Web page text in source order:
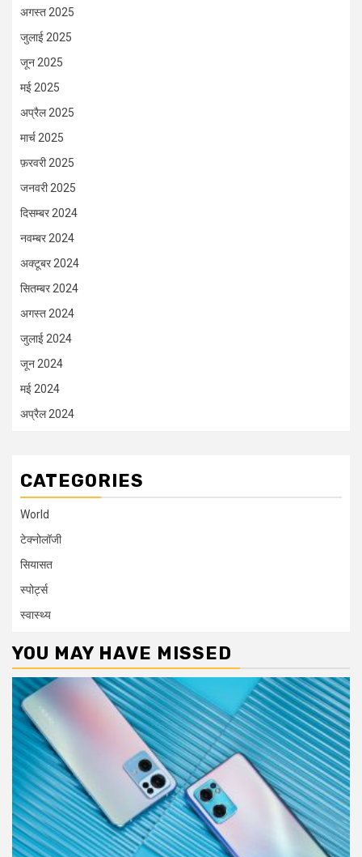
अगस्त 2025
जुलाई 2025
जून 2025
मई 2025
अप्रैल 2025
मार्च 2025
फ़रवरी 2025
जनवरी 2025
दिसम्बर 2024
नवम्बर 2024
अक्टूबर 2024
सितम्बर 2024
अगस्त 2024
जुलाई 2024
जून 2024
मई 2024
अप्रैल 2024
CATEGORIES
World
टेक्नोलॉजी
सियासत
स्पोर्ट्स
स्वास्थ्य
YOU MAY HAVE MISSED